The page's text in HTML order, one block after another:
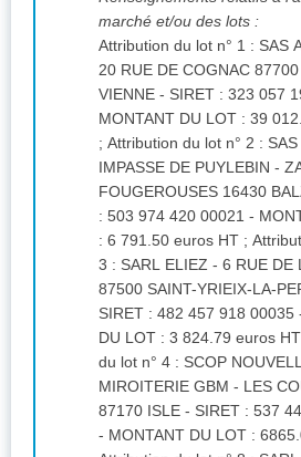
marché et/ou des lots :
Attribution du lot n° 1 : SAS
20 RUE DE COGNAC
VIENNE - SIRET : 323 057
MONTANT DU LOT : 39
; Attribution du lot n° 2 : SAS DME - 2
IMPASSE DE PUYLEBIN -
FOUGEROUSES 16430
: 503 974 420 00021 -
: 6 791.50 euros HT ; Attribution du lot n°
3 : SARL ELIEZ - 6 RUE DE
87500 SAINT-YRIEIX-LA-
SIRET : 482 457 918 00035
DU LOT : 3 824.79 euros HT ;
du lot n° 4 : SCOP
MIROITERIE GBM - LES
87170 ISLE - SIRET : 537
- MONTANT DU LOT :